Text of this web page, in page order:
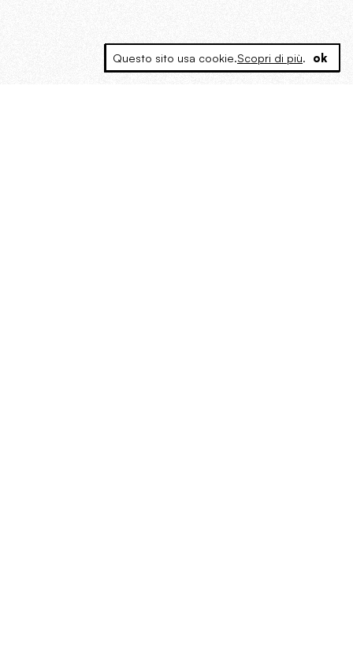
Questo sito usa cookie.Scopri di più. ok